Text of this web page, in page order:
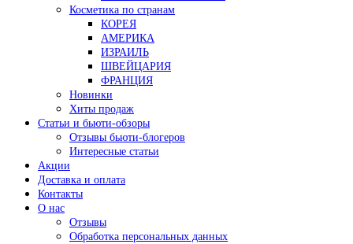
Косметика по странам
КОРЕЯ
АМЕРИКА
ИЗРАИЛЬ
ШВЕЙЦАРИЯ
ФРАНЦИЯ
Новинки
Хиты продаж
Статьи и бьюти-обзоры
Отзывы бьюти-блогеров
Интересные статьи
Акции
Доставка и оплата
Контакты
О нас
Отзывы
Обработка персональных данных